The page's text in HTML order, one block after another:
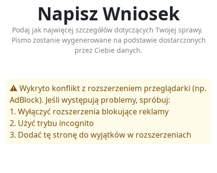
Napisz Wniosek
Podaj jak najwięcej szczegółów dotyczących Twojej sprawy.
Pismo zostanie wygenerowane na podstawie dostarczonych
przez Ciebie danych.
⚠️ Wykryto konflikt z rozszerzeniem przeglądarki (np.
AdBlock). Jeśli występują problemy, spróbuj:
1. Wyłączyć rozszerzenia blokujące reklamy
2. Użyć trybu incognito
3. Dodać tę stronę do wyjątków w rozszerzeniach